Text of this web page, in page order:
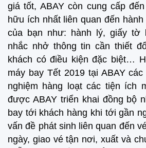
giá tốt, ABAY còn cung cấp
hữu ích nhất liên quan đến
của bạn như: hành lý, giấy tờ
nhắc nhở thông tin cần thiết
khách có điều kiện đặc biệt…
máy bay Tết 2019 tại ABAY
nghiệm hàng loạt các tiện ích
được ABAY triển khai đồng bộ
bay tới khách hàng khi tới gần
vấn đề phát sinh liên quan đến
ngày, giao vé tận nơi, xuất và